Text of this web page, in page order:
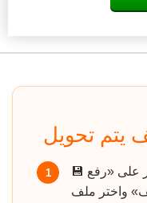
1 💾 على «رفع